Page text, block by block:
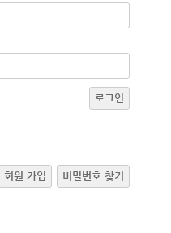
로그인
회원 가입 비밀번호 찾기